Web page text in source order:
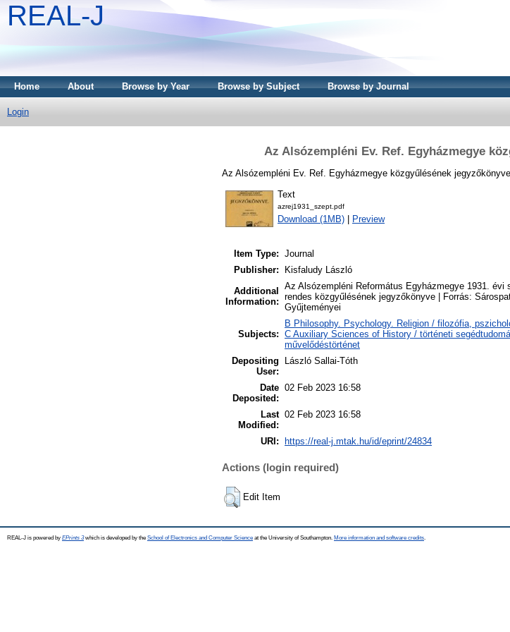
REAL-J
Home About Browse by Year Browse by Subject Browse by Journal
Login
Az Alsózempléni Ev. Ref. Egyházmegye
Az Alsózempléni Ev. Ref. Egyházmegye közgyűlésének jegyzőkönyve
Text
azrej1931_szept.pdf
Download (1MB) Preview
Item Type: Journal
Publisher:
Kisfaludy László
Additional
Information:
Az Alsózempléni Református Egyházmegye 1931.
rendes közgyűlésének jegyzőkönyve | Forrás:
Gyűjteményei
Subjects:
B Philosophy. Psychology. Religion / filozófia,
C Auxiliary Sciences of History / történeti
művelődéstörténet
Depositing
User:
László Sallai-Tóth
Date
Deposited:
02 Feb 2023 16:58
Last
Modified:
02 Feb 2023 16:58
URI: https://real-j.mtak.hu/id/eprint/24834
Actions (login required)
Edit Item
REAL-J is powered by EPrints 3which is developed by the School of Electronics and Computer Science at the University of Southampton. More information and software credits